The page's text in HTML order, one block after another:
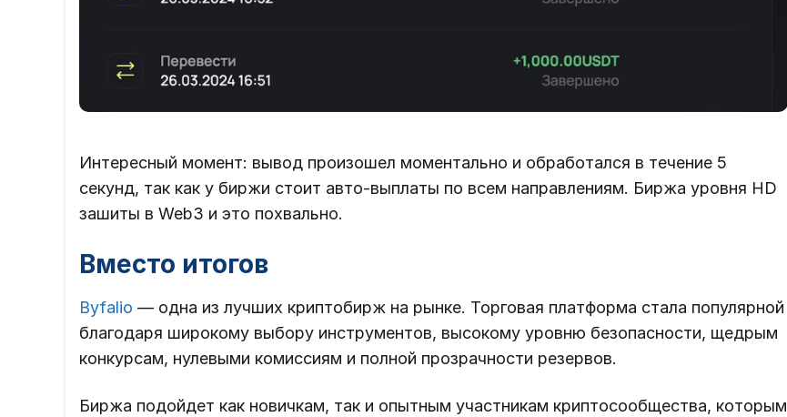
Интересный момент: вывод произошел моментально и обработался в течение 5
секунд, так как у биржи стоит авто-выплаты по всем направлениям. Биржа уровня HD
зашиты в Web3 и это похвально.
Вместо итогов
Byfalio — одна из лучших криптобирж на рынке. Торговая платформа стала популярной
благодаря широкому выбору инструментов, высокому уровню безопасности, щедрым
конкурсам, нулевыми комиссиям и полной прозрачности резервов.
Биржа подойдет как новичкам, так и опытным участникам криптосообщества, которым